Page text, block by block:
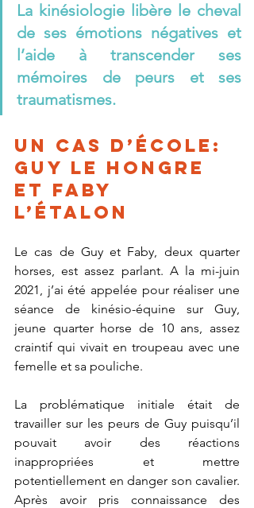
La kinésiologie libère le cheval
de ses émotions négatives et
l’aide à transcender ses
mémoires de peurs et ses
traumatismes.
Un cas d’école:
GUY le hongre
et FABY
l’étalon
Le cas de Guy et Faby, deux quarter
horses, est assez parlant. A la mi-juin
2021, j’ai été appelée pour réaliser une
séance de kinésio-équine sur Guy,
jeune quarter horse de 10 ans, assez
craintif qui vivait en troupeau avec une
femelle et sa pouliche.
La problématique initiale était de
travailler sur les peurs de Guy puisqu’il
pouvait avoir des réactions
inappropriées et mettre
potentiellement en danger son cavalier.
Après avoir pris connaissance des